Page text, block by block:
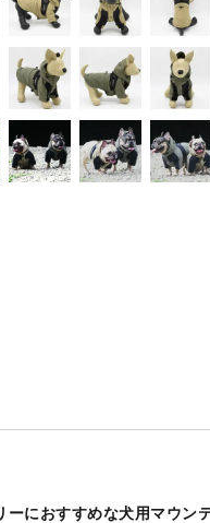
におすすめな犬用マウン